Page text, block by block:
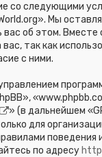
со следующими
Мы
об этом.
так как
с ними.
» (в дальнейшем
для
по адресу